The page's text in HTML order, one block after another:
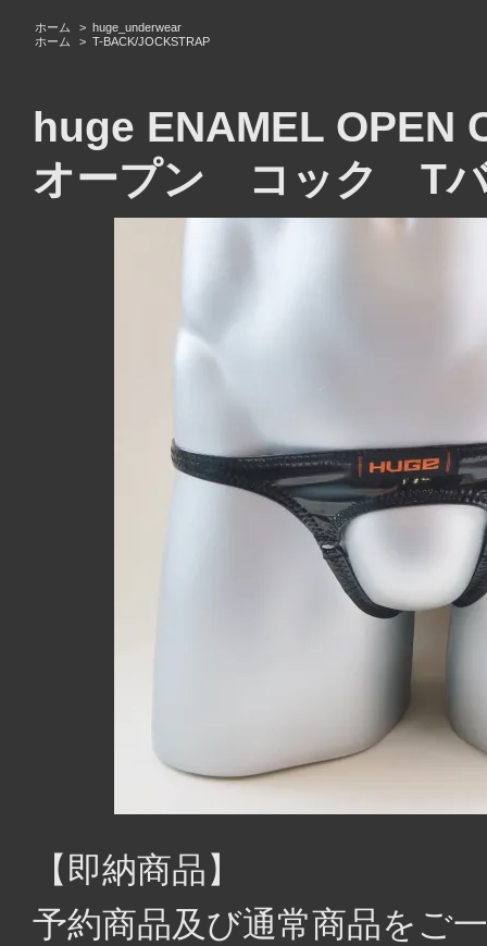
ホーム > huge_underwear
ホーム
> T-BACK/JOCKSTRAP
huge ENAMEL
オープン コック T
【即納商品】
予約商品及び通常商品をご